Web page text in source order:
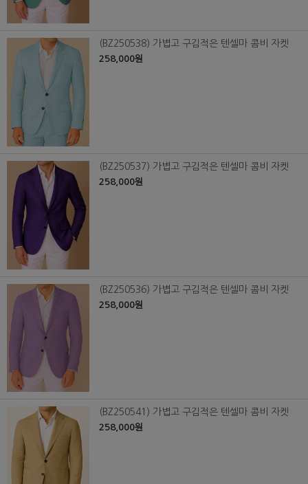
(BZ250538) 가볍고 구김적은 텐셀마 콤비 자켓
258,000원
(BZ250537) 가볍고 구김적은 텐셀마 콤비 자켓
258,000원
(BZ250536) 가볍고 구김적은 텐셀마 콤비 자켓
258,000원
(BZ250541) 가볍고 구김적은 텐셀마 콤비 자켓
258,000원